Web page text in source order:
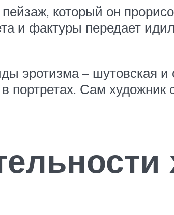
который он
и фактуры передает
эротизма – шутовская и
портретах. Сам